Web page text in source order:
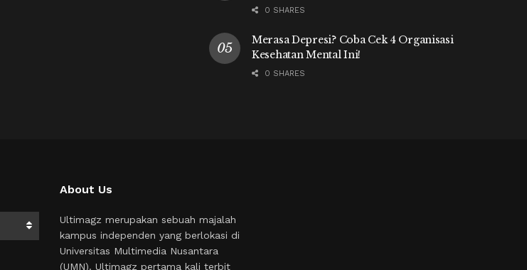
0 SHARES
Merasa Depresi? Coba Cek 4 Organisasi
Kesehatan Mental Ini!
0 SHARES
About Us
Ultimagz merupakan sebuah majalah
kampus independen yang berlokasi di
Universitas Multimedia Nusantara
(UMN). Ultimagz pertama kali terbit